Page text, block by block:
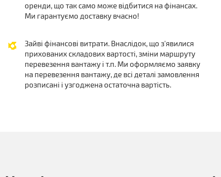
оренди, що так само може відбитися на фінансах.
Ми гарантуємо доставку вчасно!
Зайві фінансові витрати. Внаслідок, що з'явилися
прихованих складових вартості, зміни маршруту
перевезення вантажу і т.п. Ми оформляємо заявку
на перевезення вантажу, де всі деталі замовлення
розписані і узгоджена остаточна вартість.